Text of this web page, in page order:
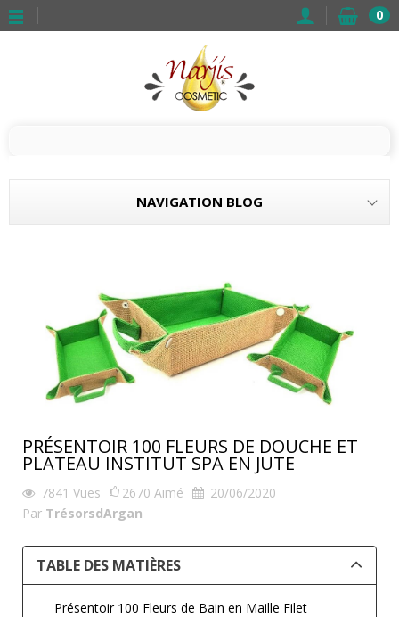
0
NAVIGATION BLOG
PRÉSENTOIR 100 FLEURS DE DOUCHE ET
PLATEAU INSTITUT SPA EN JUTE
7841 Vues 2670 Aimé
20/06/2020
Par TrésorsdArgan
TABLE DES MATIÈRES
Présentoir 100 Fleurs de Bain en Maille Filet